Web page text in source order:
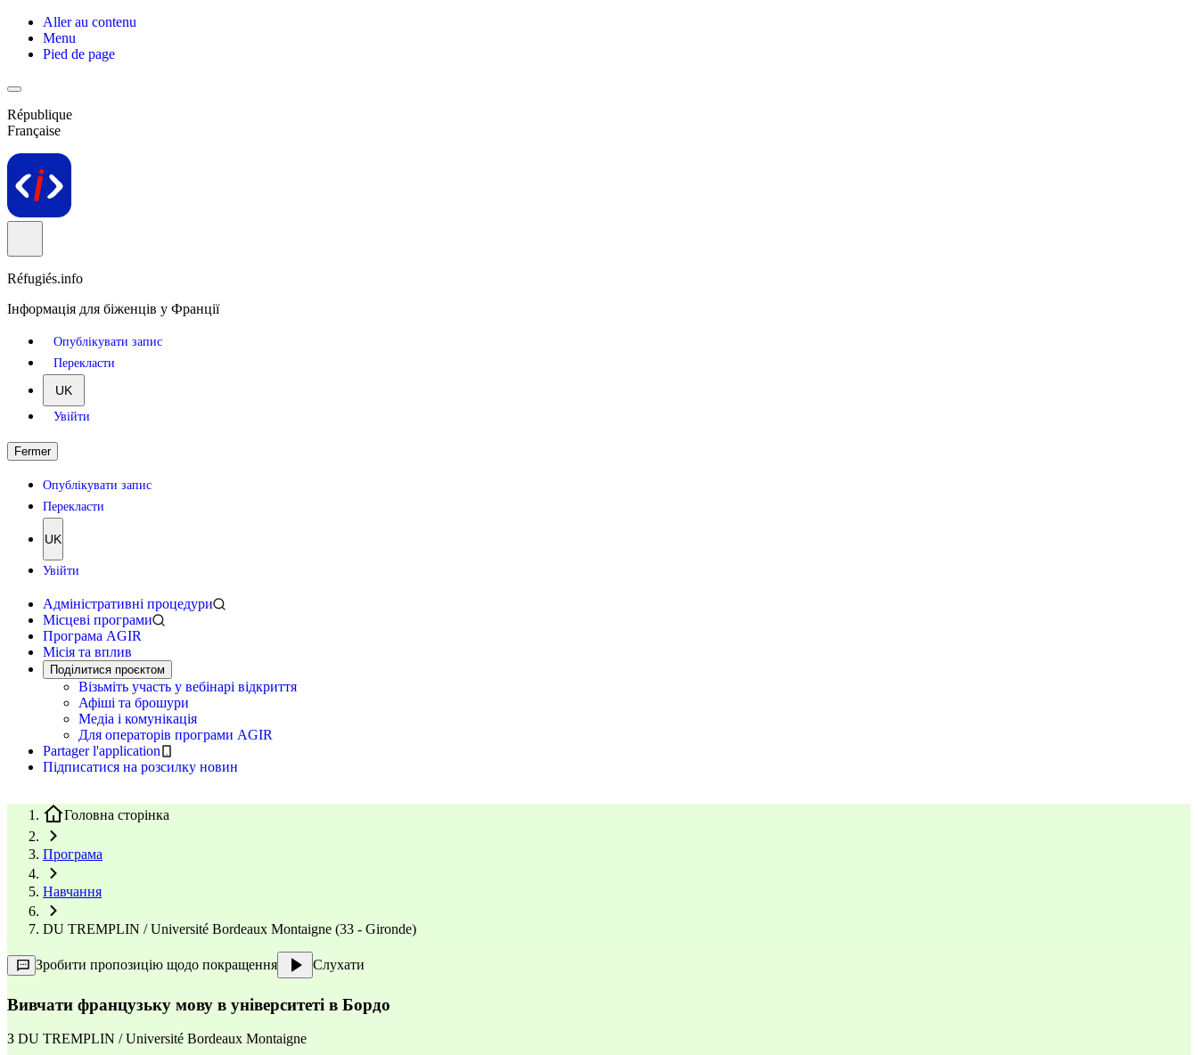
Aller au contenu
Menu
Pied de page
République
Française
Réfugiés.info
Інформація для біженців у Франції
Опублікувати запис
Перекласти
UK
Увійти
Fermer
Опублікувати запис
Перекласти
UK
Увійти
Адміністративні процедури
Місцеві програми
Програма AGIR
Місія та вплив
Поділитися проєктом
Візьміть участь у вебінарі відкриття
Афіші та брошури
Медіа і комунікація
Для операторів програми AGIR
Partager l'application
Підписатися на розсилку новин
Головна сторінка
Програма
Навчання
DU TREMPLIN / Université Bordeaux Montaigne (33 - Gironde)
Зробити пропозицію щодо покращення Слухати
Вивчати французьку мову в університеті в Бордо
З DU TREMPLIN / Université Bordeaux Montaigne